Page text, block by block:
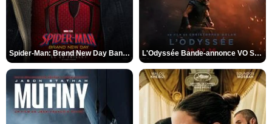
Spider-Man: Brand New Day Bande-annonce VO STFR L'Odyssée Bande-annonce VO STFR